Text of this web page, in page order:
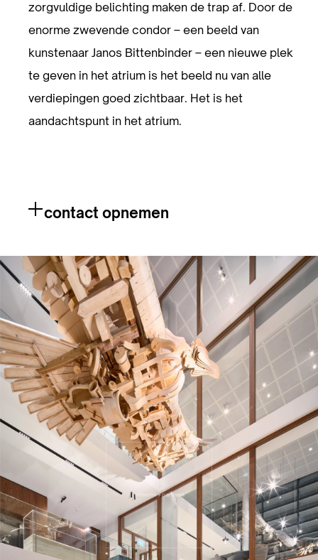
zorgvuldige belichting maken de trap af. Door de
enorme zwevende condor – een beeld van
kunstenaar Janos Bittenbinder – een nieuwe plek
te geven in het atrium is het beeld nu van alle
verdiepingen goed zichtbaar. Het is het
aandachtspunt in het atrium.
contact opnemen